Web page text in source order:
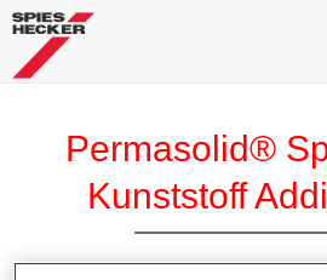
Permasolid®
Kunststoff